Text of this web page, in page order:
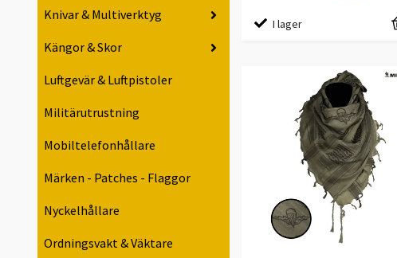
Knivar & Multiverktyg
Kängor & Skor
Luftgevär & Luftpistoler
Militärutrustning
Mobiltelefonhållare
Märken - Patches - Flaggor
Nyckelhållare
Ordningsvakt & Väktare
I lager